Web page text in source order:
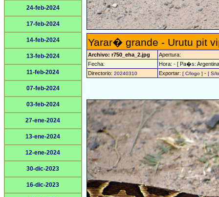
24-feb-2024
17-feb-2024
14-feb-2024
13-feb-2024
11-feb-2024
07-feb-2024
03-feb-2024
27-ene-2024
13-ene-2024
12-ene-2024
30-dic-2023
16-dic-2023
Yarar� grande - Urutu pit
Archivo: r750_eha_2.jpg
Apertura:
Fecha:
Hora: - [ Pa�s:
Directorio: 20240310 Exportar: [ C/logo ] - [ S/